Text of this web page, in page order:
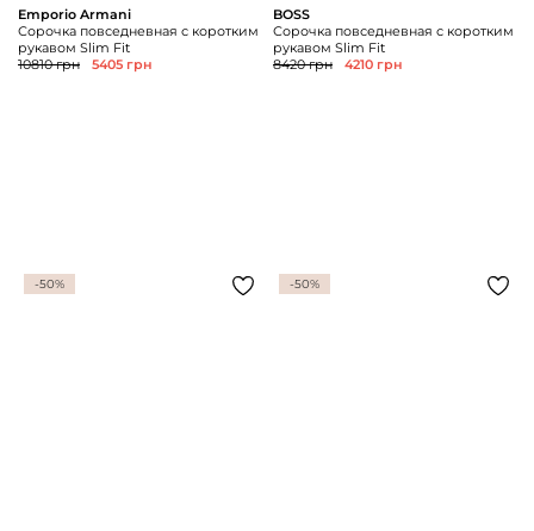
Emporio Armani
Сорочка повседневная с коротким
рукавом Slim Fit
10810 грн
5405 грн
BOSS
Сорочка повседневная с коротким
рукавом Slim Fit
8420 грн
4210 грн
-50% -50%